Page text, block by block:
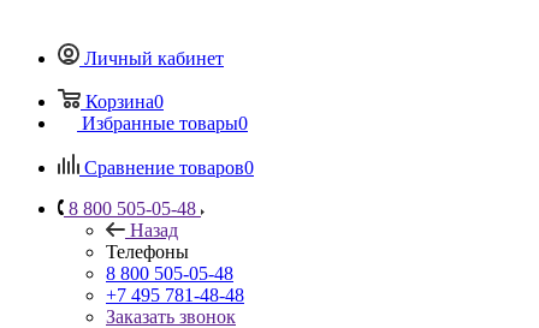
Личный кабинет
Корзина0
Избранные товары0
Сравнение товаров0
8 800 505-05-48
Назад
Телефоны
8 800 505-05-48
+7 495 781-48-48
Заказать звонок